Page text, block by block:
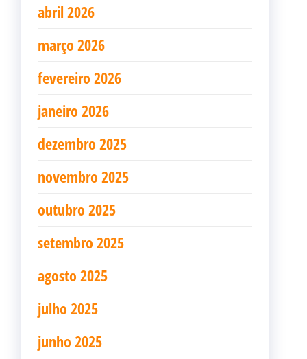
abril 2026
março 2026
fevereiro 2026
janeiro 2026
dezembro 2025
novembro 2025
outubro 2025
setembro 2025
agosto 2025
julho 2025
junho 2025